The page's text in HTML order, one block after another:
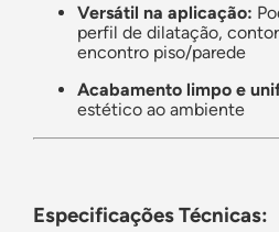
Versátil na aplicação:
perfil de dilatação,
encontro piso/parede
Acabamento limpo e
estético ao ambiente
Especificações Técnicas: